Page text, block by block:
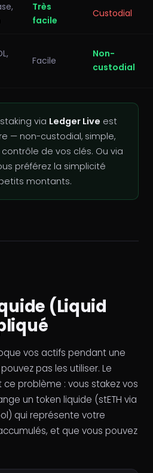
Très
facile
Custodial
Facile
Non-
custodial
via Ledger Live est
— non-custodial, simple,
de vos clés. Ou via
préférez la simplicité
montants.
(Liquid
vos actifs pendant une
pas les utiliser. Le
ce problème : vous stakez vos
un token liquide (stETH via
qui représente votre
et que vous pouvez